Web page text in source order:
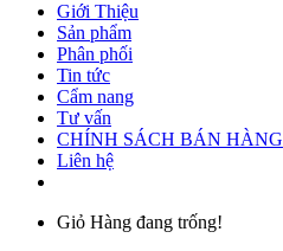
Giới Thiệu
Sản phẩm
Phân phối
Tin tức
Cẩm nang
Tư vấn
CHÍNH SÁCH BÁN HÀNG
Liên hệ
Giỏ Hàng đang trống!